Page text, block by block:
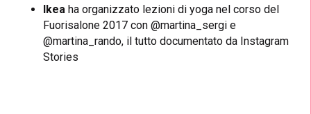
Ikea ha organizzato lezioni di yoga nel corso del
Fuorisalone 2017 con @martina_sergi e
@martina_rando, il tutto documentato da Instagram
Stories